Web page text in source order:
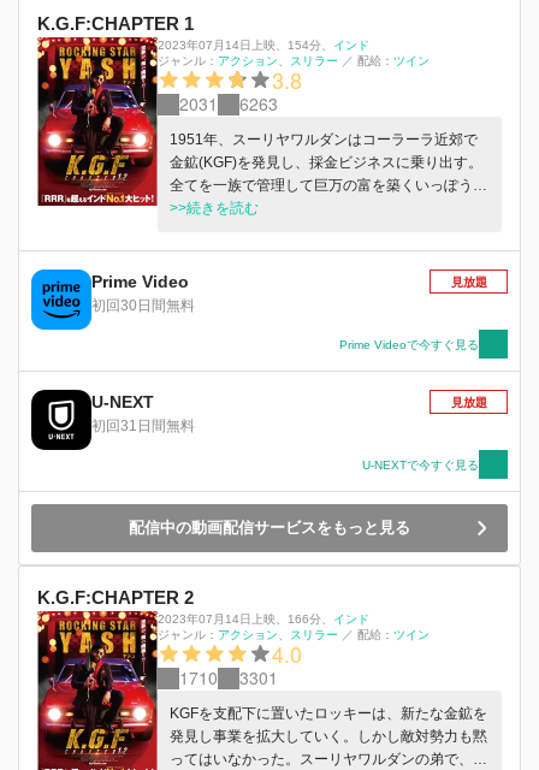
K.G.F:CHAPTER 1
2023年07月14日上映 154分
インド
ジャンル： アクション スリラー ／ 配給： ツイン
3.8
2031 6263
1951年、スーリヤワルダンはコーラーラ近郊で
金鉱(KGF)を発見し、採金ビジネスに乗り出す。
全てを一族で管理して巨万の富を築くいっぽう
で、労働者は外部から遮断された環境で奴隷のよ
じ年にスラム街でひとりの少年が生まれる。少年
は唯一の身内であった母を10歳のときに亡くし、
生き残るためにマフィアの下で働き始める。ロッ
がっていく。やがて最強のマフィアとして恐れら
れるようになったロッキーは、ボスからKGFの実
質的な支配者であるスーリヤワルダンの息子を暗
>>続きを読む
Prime Video
初回30日間無料
見放題
Prime Videoで今すぐ見る
U-NEXT
初回31日間無料
見放題
U-NEXTで今すぐ見る
配信中の動画配信サービスをもっと見る
K.G.F:CHAPTER 2
2023年07月14日上映 166分
インド
ジャンル： アクション スリラー ／ 配給： ツイン
4.0
1710 3301
KGFを支配下に置いたロッキーは、新たな金鉱を
発見し事業を拡大していく。しかし敵対勢力も黙
ってはいなかった。スーリヤワルダンの弟で、死